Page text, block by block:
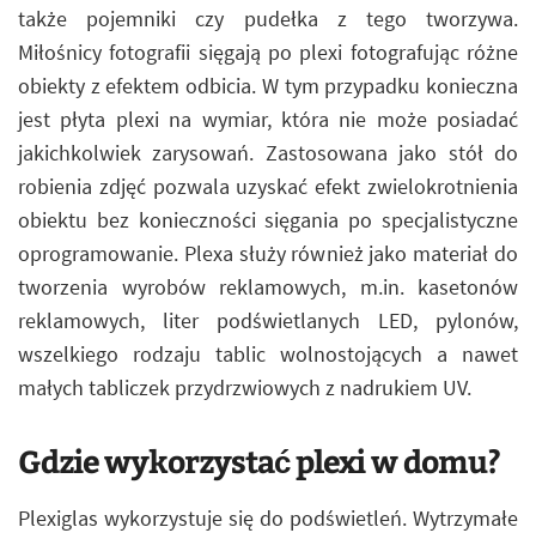
także pojemniki czy pudełka z tego tworzywa.
Miłośnicy fotografii sięgają po plexi fotografując różne
obiekty z efektem odbicia. W tym przypadku konieczna
jest płyta plexi na wymiar, która nie może posiadać
jakichkolwiek zarysowań. Zastosowana jako stół do
robienia zdjęć pozwala uzyskać efekt zwielokrotnienia
obiektu bez konieczności sięgania po specjalistyczne
oprogramowanie. Plexa służy również jako materiał do
tworzenia wyrobów reklamowych, m.in. kasetonów
reklamowych, liter podświetlanych LED, pylonów,
wszelkiego rodzaju tablic wolnostojących a nawet
małych tabliczek przydrzwiowych z nadrukiem UV.
Gdzie wykorzystać plexi w domu?
Plexiglas wykorzystuje się do podświetleń. Wytrzymałe